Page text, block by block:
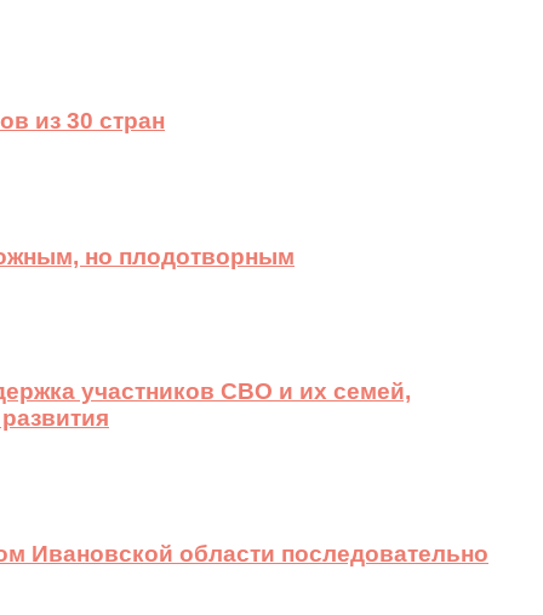
из 30 стран
но плодотворным
участников СВО и их семей,
Ивановской области последовательно